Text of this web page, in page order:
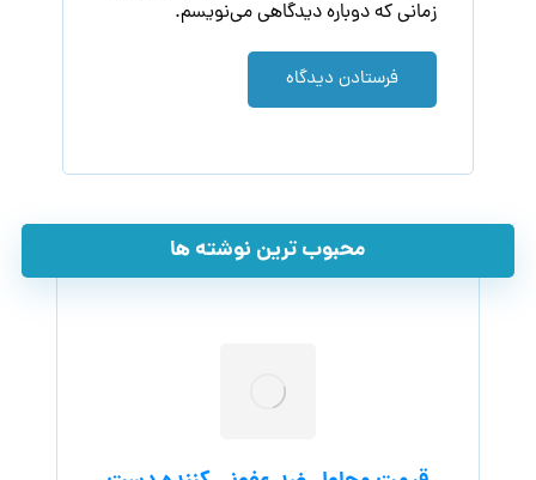
زمانی که دوباره دیدگاهی می‌نویسم.
فرستادن دیدگاه
محبوب ترین نوشته ها